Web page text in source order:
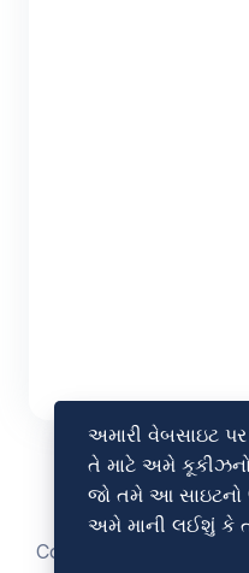
Copyright © 2023 -
અમારી વેબસાઇટ
તે માટે અમે
જો તમે આ સાઇટનો
અમે માની લઈશું કે